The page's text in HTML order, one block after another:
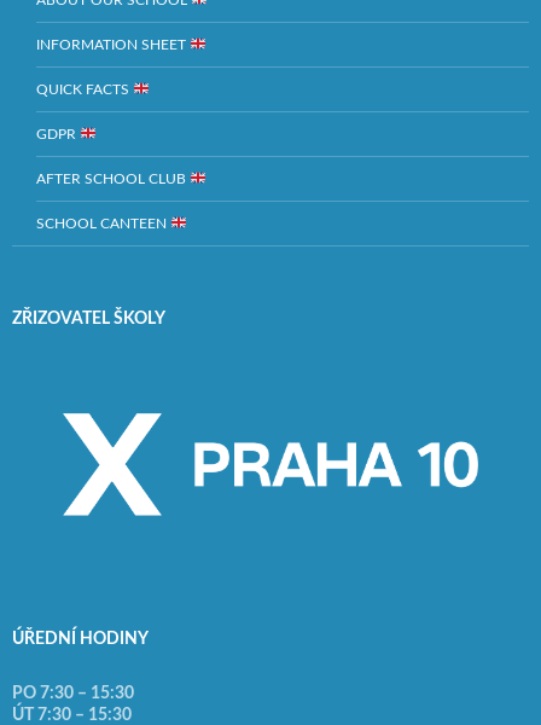
INFORMATION SHEET
QUICK FACTS
GDPR
AFTER SCHOOL CLUB
SCHOOL CANTEEN
ZŘIZOVATEL ŠKOLY
ÚŘEDNÍ HODINY
PO 7:30 – 15:30
ÚT 7:30 – 15:30